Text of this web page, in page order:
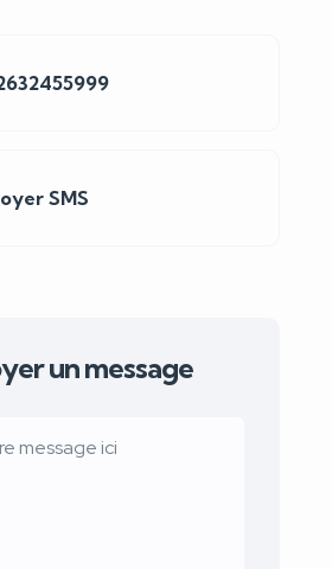
SMS
un message